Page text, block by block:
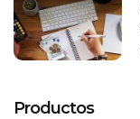
Productos